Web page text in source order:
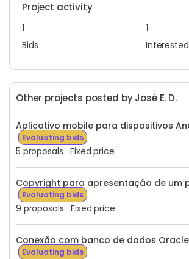
Project activity
1
Bids
1
Other projects posted by José E. D.
Aplicativo mobile para dispositivos
Evaluating bids
5 proposals Fixed price
Copyright para apresentação de um
Evaluating bids
9 proposals Fixed price
Conexão com banco de dados
Evaluating bids